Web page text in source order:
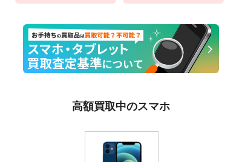
高額買取中のスマホ